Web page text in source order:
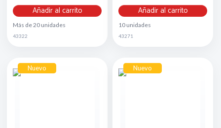
Añadir al carrito
Más de 20 unidades
43322
Añadir al carrito
10 unidades
43271
Nuevo Nuevo